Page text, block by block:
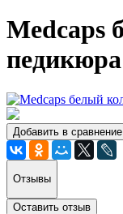
Medcaps
Добавить в сравнение
Отзывы
Оставить отзыв